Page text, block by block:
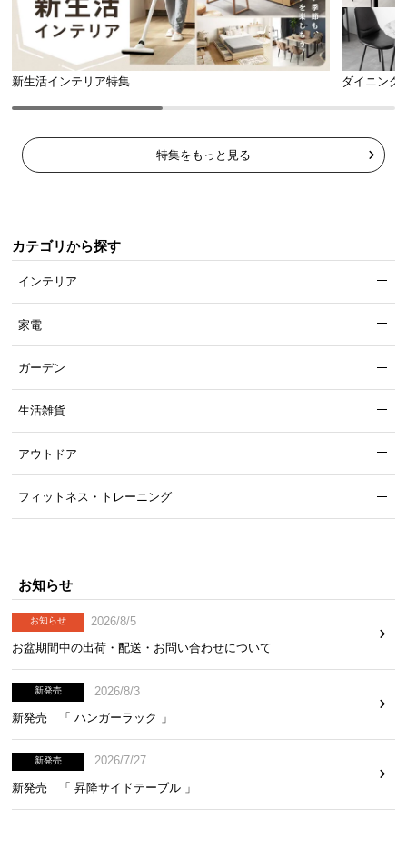
新生活インテリア特集 ダイニング
特集をもっと見る
カテゴリから探す
インテリア
家電
ガーデン
生活雑貨
アウトドア
フィットネス・トレーニング
お知らせ
お知らせ
2026/8/5
お盆期間中の出荷・配送・お問い合わせについて
新発売
2026/8/3
新発売 「 ハンガーラック 」
新発売
2026/7/27
新発売 「 昇降サイドテーブル 」